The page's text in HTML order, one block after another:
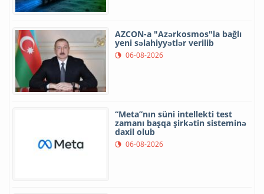
AZCON-a "Azərkosmos"la bağlı
yeni səlahiyyətlər verilib
06-08-2026
“Meta”nın süni intellekti test
zamanı başqa şirkətin sisteminə
daxil olub
06-08-2026